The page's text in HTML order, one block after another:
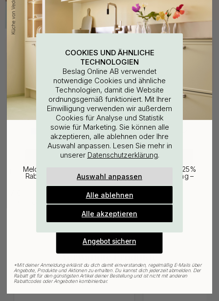
Bohrschablone für
Möbelgriffe & Möbelknöpfe
Verwandte Produkte
COOKIES UND ÄHNLICHE
TECHNOLOGIEN
Beslag Online AB verwendet
notwendige Cookies und ähnliche
Technologien, damit die Website
ordnungsgemäß funktioniert. Mit Ihrer
Einwilligung verwenden wir außerdem
Cookies für Analyse und Statistik
sowie für Marketing. Sie können alle
akzeptieren, alle ablehnen oder Ihre
Auswahl anpassen. Lesen Sie mehr in
unserer Datenschutzerklärung.
Auswahl anpassen
Alle ablehnen
Alle akzeptieren
WOULD YOU RATHER VISIT?
EU
CHANGE COUNTRY
25% Rabatt auf deinen
günstigsten Artikel
Melde dich für unseren Newsletter an und erhalte 25%
Rabatt auf den günstigsten Artikel deiner Bestellung –
plus Inspiration und exklusive Angebote.
Gültig bis zum 31. August
Angebot sichern
*Mit deiner Anmeldung erklärst du dich damit einverstanden, regelmäßig E-Mails über
Angebote, Produkte und Aktionen zu erhalten. Du kannst dich jederzeit abmelden. Der
Rabatt gilt für den günstigsten Artikel deiner Bestellung und ist nicht mit anderen
Rabattcodes oder Angeboten kombinierbar.